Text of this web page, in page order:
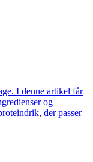
I denne artikel får
og
der passer